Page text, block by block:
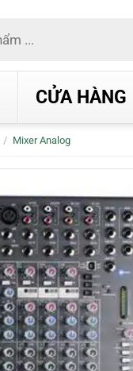
CỬA HÀNG
/ Mixer Analog